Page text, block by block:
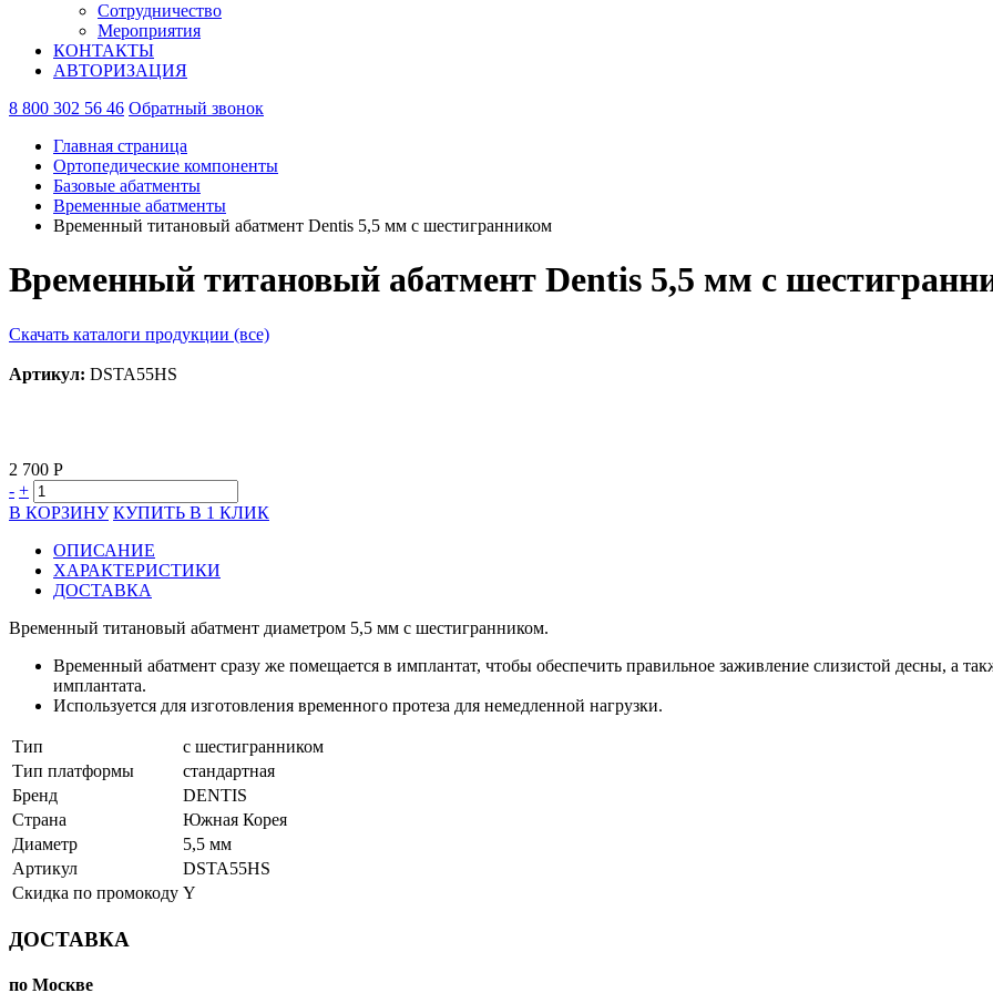
Сотрудничество
Мероприятия
КОНТАКТЫ
АВТОРИЗАЦИЯ
8 800 302 56 46 Обратный звонок
Главная страница
Ортопедические компоненты
Базовые абатменты
Временные абатменты
Временный титановый абатмент Dentis 5,5 мм с шестигранником
Временный титановый абатмент Dentis 5,5 мм с
Скачать каталоги продукции (все)
Артикул: DSTA55HS
2 700 Р
- +
В КОРЗИНУ КУПИТЬ В 1 КЛИК
ОПИСАНИЕ
ХАРАКТЕРИСТИКИ
ДОСТАВКА
Временный титановый абатмент диаметром 5,5 мм с шестигранником.
Временный абатмент сразу же помещается в имплантат, чтобы обеспечить правильное заживление слизистой десны, а
имплантата.
Используется для изготовления временного протеза для немедленной нагрузки.
Тип
с шестигранником
Тип платформы
стандартная
Бренд
DENTIS
Страна
Южная Корея
Диаметр
5,5 мм
Артикул
DSTA55HS
Скидка по промокоду Y
ДОСТАВКА
по Москве